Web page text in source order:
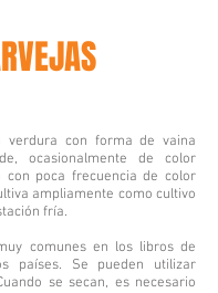
verdura con forma de vaina
ocasionalmente de color
con poca frecuencia de color
ampliamente como cultivo
fría.
comunes en los libros de
países. Se pueden utilizar
se secan, es necesario